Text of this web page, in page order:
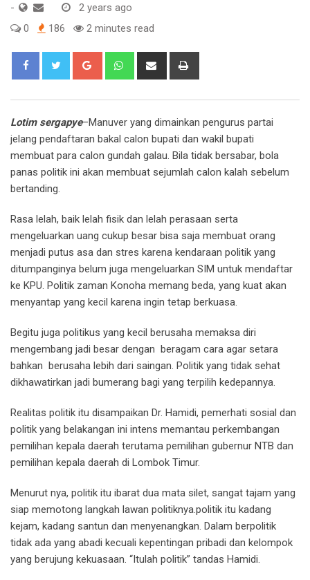
-
2 years ago
0
186 2 minutes read
Google+ WhatsappShare
Lotim sergapye–Manuver yang dimainkan pengurus partai
jelang pendaftaran bakal calon bupati dan wakil bupati
membuat para calon gundah galau. Bila tidak bersabar, bola
panas politik ini akan membuat sejumlah calon kalah sebelum
bertanding.
Rasa lelah, baik lelah fisik dan lelah perasaan serta
mengeluarkan uang cukup besar bisa saja membuat orang
menjadi putus asa dan stres karena kendaraan politik yang
ditumpanginya belum juga mengeluarkan SIM untuk mendaftar
ke KPU. Politik zaman Konoha memang beda, yang kuat akan
menyantap yang kecil karena ingin tetap berkuasa.
Begitu juga politikus yang kecil berusaha memaksa diri
mengembang jadi besar dengan beragam cara agar setara
bahkan berusaha lebih dari saingan. Politik yang tidak sehat
dikhawatirkan jadi bumerang bagi yang terpilih kedepannya.
Realitas politik itu disampaikan Dr. Hamidi, pemerhati sosial dan
politik yang belakangan ini intens memantau perkembangan
pemilihan kepala daerah terutama pemilihan gubernur NTB dan
pemilihan kepala daerah di Lombok Timur.
Menurut nya, politik itu ibarat dua mata silet, sangat tajam yang
siap memotong langkah lawan politiknya.politik itu kadang
kejam, kadang santun dan menyenangkan. Dalam berpolitik
tidak ada yang abadi kecuali kepentingan pribadi dan kelompok
yang berujung kekuasaan. “Itulah politik” tandas Hamidi.